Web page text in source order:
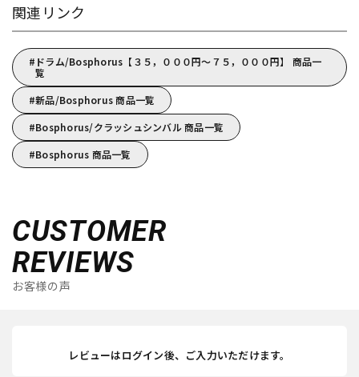
関連リンク
ドラム/Bosphorus【３５，０００円～７５，０００円】 商品一
覧
新品/Bosphorus 商品一覧
Bosphorus/クラッシュシンバル 商品一覧
Bosphorus 商品一覧
CUSTOMER
REVIEWS
お客様の声
レビューはログイン後、ご入力いただけます。